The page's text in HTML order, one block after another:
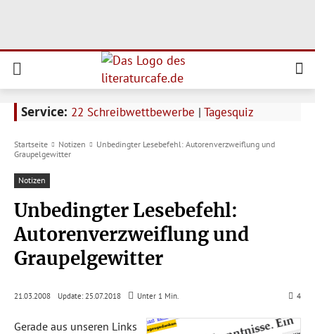
Service: 22 Schreibwettbewerbe | Tagesquiz
Startseite Notizen
Unbedingter Lesebefehl: Autorenverzweiflung und
Graupelgewitter
Notizen
Unbedingter Lesebefehl:
Autorenverzweiflung und
Graupelgewitter
21.03.2008 Update: 25.07.2018 Unter 1 Min. 4
Gerade aus unseren Links